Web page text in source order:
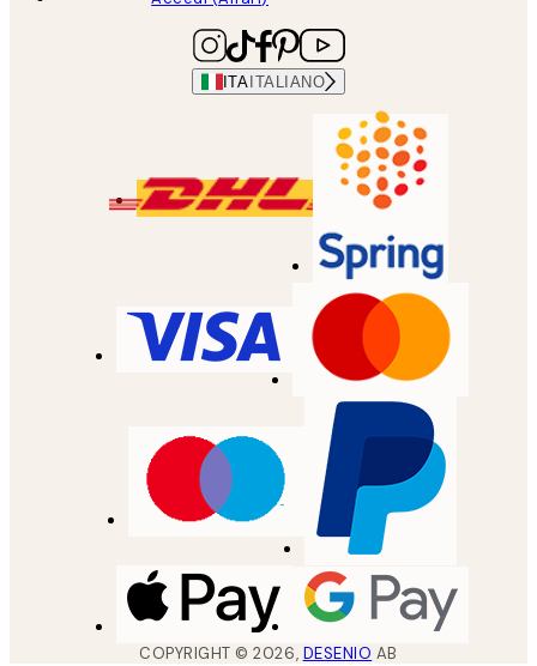
ITA ITALIANO
COPYRIGHT ©2026, DESENIO AB